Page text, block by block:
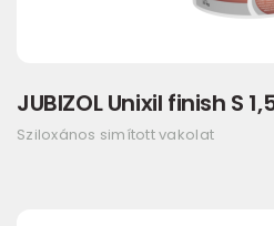
JUBIZOL Unixil finish S
Sziloxános simított vakolat